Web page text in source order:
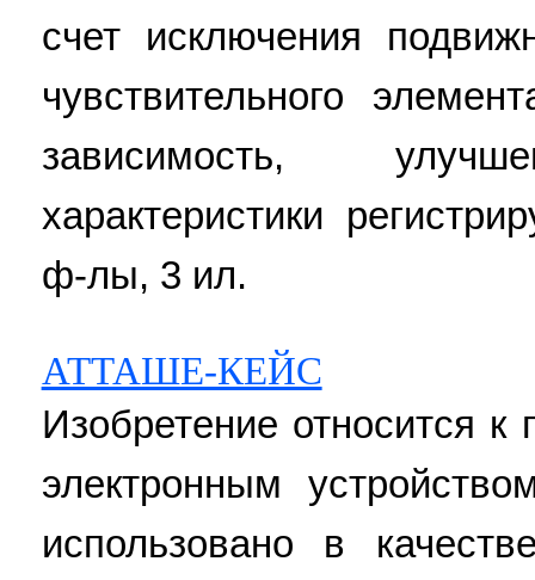
счет исключения
чувствительного
зависимость,
характеристики
ф-лы, 3 ил.
АТТАШЕ-КЕЙС
Изобретение относится
электронным
использовано в